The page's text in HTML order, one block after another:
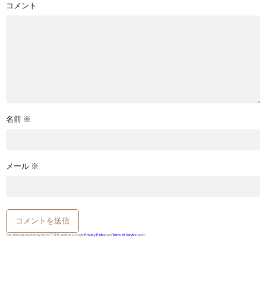
コメント
名前 ※
メール ※
This site is protected by reCAPTCHA and the GooglePrivacy Policy andTerms of Service apply.